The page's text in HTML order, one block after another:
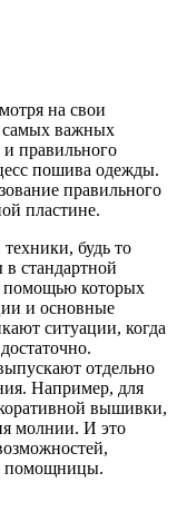
на свои
самых важных
и правильного
пошива одежды.
правильного
пластине.
будь то
стандартной
помощью которых
и основные
ситуации, когда
отдельно
Например, для
вышивки,
молнии. И это
помощницы.